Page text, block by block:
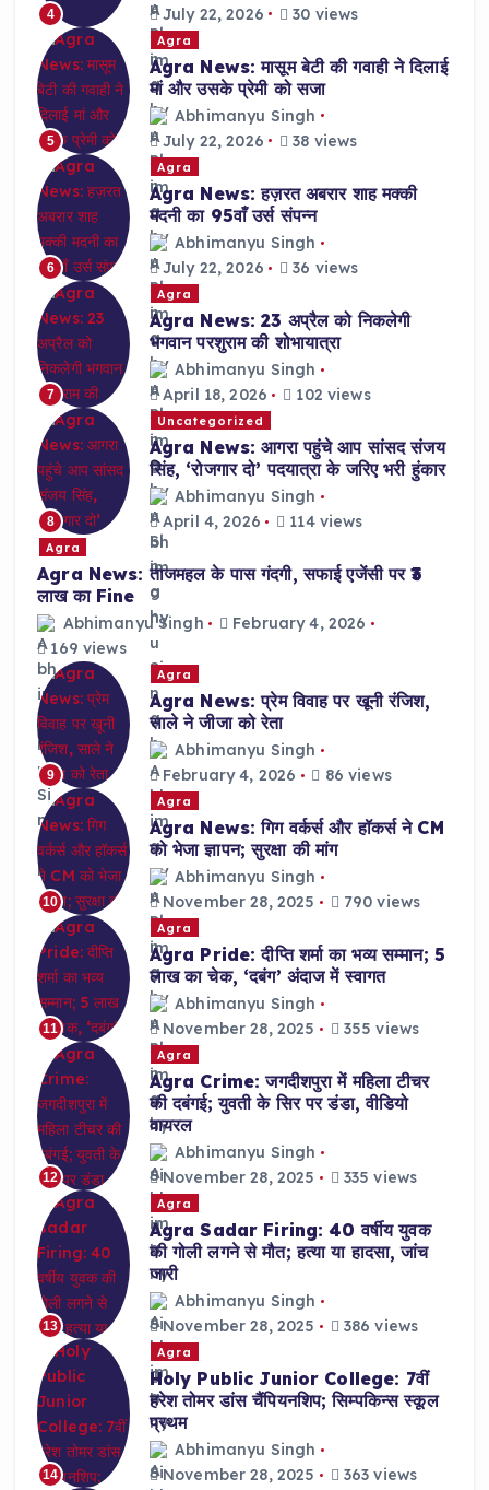
4
July 22, 2026
30 views
5
Agra
Agra News: मासूम बेटी की गवाही ने दिलाई
मां और उसके प्रेमी को सजा
Abhimanyu Singh
July 22, 2026
38 views
6
Agra
Agra News: हज़रत अबरार शाह मक्की
मदनी का 95वाँ उर्स संपन्न
Abhimanyu Singh
July 22, 2026
36 views
7
Agra
Agra News: 23 अप्रैल को निकलेगी
भगवान परशुराम की शोभायात्रा
Abhimanyu Singh
April 18, 2026
102 views
8
Uncategorized
Agra News: आगरा पहुंचे आप सांसद संजय
सिंह, ‘रोजगार दो’ पदयात्रा के जरिए भरी हुंकार
Abhimanyu Singh
April 4, 2026
114 views
Agra
Agra News: ताजमहल के पास गंदगी, सफाई एजेंसी पर ₹3
लाख का Fine
Abhimanyu Singh
February 4, 2026
169 views
9
Agra
Agra News: प्रेम विवाह पर खूनी रंजिश,
साले ने जीजा को रेता
Abhimanyu Singh
February 4, 2026
86 views
10
Agra
Agra News: गिग वर्कर्स और हॉकर्स ने CM
को भेजा ज्ञापन; सुरक्षा की मांग
Abhimanyu Singh
November 28, 2025
790 views
11
Agra
Agra Pride: दीप्ति शर्मा का भव्य सम्मान; 5
लाख का चेक, ‘दबंग’ अंदाज में स्वागत
Abhimanyu Singh
November 28, 2025
355 views
12
Agra
Agra Crime: जगदीशपुरा में महिला टीचर
की दबंगई; युवती के सिर पर डंडा, वीडियो
वायरल
Abhimanyu Singh
November 28, 2025
335 views
13
Agra
Agra Sadar Firing: 40 वर्षीय युवक
की गोली लगने से मौत; हत्या या हादसा, जांच
जारी
Abhimanyu Singh
November 28, 2025
386 views
14
Agra
Holy Public Junior College: 7वीं
हरेश तोमर डांस चैंपियनशिप; सिम्पकिन्स स्कूल
प्रथम
Abhimanyu Singh
November 28, 2025
363 views